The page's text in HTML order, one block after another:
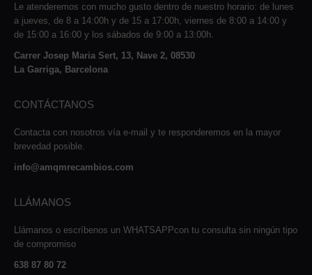
Le atenderemos con mucho gusto dentro de nuestro horario: de lunes
a jueves, de 8 a 14:00h y de 15 a 17:00h, viernes de 8:00 a 14:00 y
de 15:00 a 16:00 y los sábados de 9:00 a 13:00h.
Carrer Josep Maria Sert, 13, Nave 2, 08530
La Garriga, Barcelona
CONTÁCTANOS
Contacta con nosotros vía e-mail y te responderemos en la mayor
brevedad posible.
info@amqmrecambios.com
LLÁMANOS
Llámanos o escríbenos un WHATSAPPcon tu consulta sin ningún tipo
de compromiso
638 87 80 72